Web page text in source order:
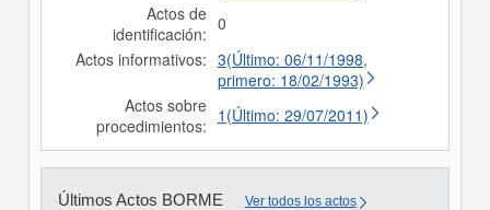
Actos de
identificación: 0
Actos informativos: 3(Último: 06/11/1998,
primero: 18/02/1993)
Actos sobre
procedimientos: 1(Último: 29/07/2011)
Últimos Actos BORME Ver todos los actos